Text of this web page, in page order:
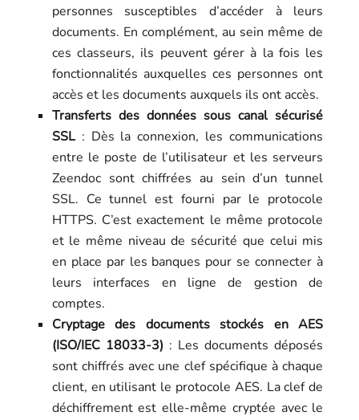
personnes susceptibles d’accéder à leurs
documents. En complément, au sein même de
ces classeurs, ils peuvent gérer à la fois les
fonctionnalités auxquelles ces personnes ont
accès et les documents auxquels ils ont accès.
Transferts des données sous canal sécurisé
SSL: Dès la connexion, les communications
entre le poste de l’utilisateur et les serveurs
Zeendoc sont chiffrées au sein d’un tunnel
SSL. Ce tunnel est fourni par le protocole
HTTPS. C’est exactement le même protocole
et le même niveau de sécurité que celui mis
en place par les banques pour se connecter à
leurs interfaces en ligne de gestion de
comptes.
Cryptage des documents stockés en AES
(ISO/IEC 18033-3) : Les documents déposés
sont chiffrés avec une clef spécifique à chaque
client, en utilisant le protocole AES. La clef de
déchiffrement est elle-même cryptée avec le